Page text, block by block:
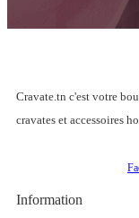
Cravate.tn c'est votre
cravates et accessoires
Information